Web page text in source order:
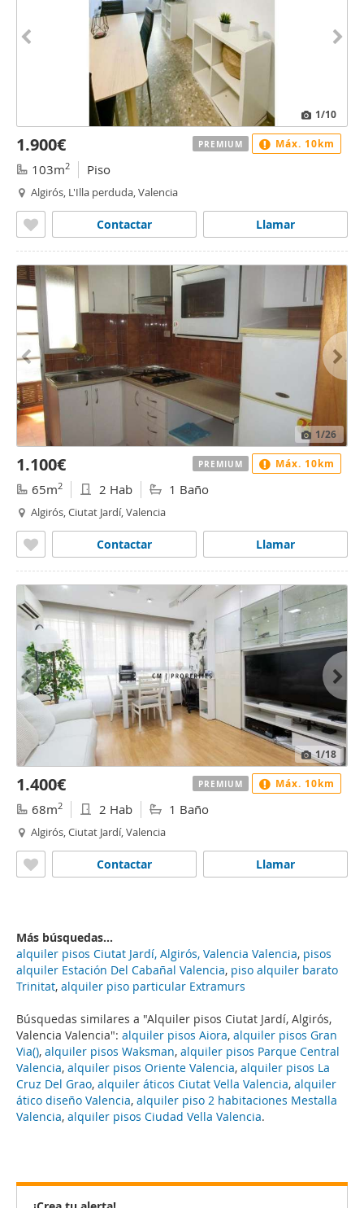
Búsquedas similares a "Alquiler pisos Ciutat Jardí, Algirós,
Valencia Valencia": alquiler pisos Aiora, alquiler pisos Gran
Via(), alquiler pisos Waksman, alquiler pisos Parque Central
Valencia, alquiler pisos Oriente Valencia, alquiler pisos La
Cruz Del Grao, alquiler áticos Ciutat Vella Valencia, alquiler
ático diseño Valencia, alquiler piso 2 habitaciones Mestalla
Valencia, alquiler pisos Ciudad Vella Valencia.
1/10
1.900€
103m2 Piso
Algirós, L'Illa perduda, Valencia
Llamar
Contactar
PREMIUM Máx. 10km
1/26
1.100€
65m2 2 Hab 1 Baño
Algirós, Ciutat Jardí, Valencia
Llamar
Contactar
PREMIUM Máx. 10km
1/18
1.400€
68m2 2 Hab 1 Baño
Algirós, Ciutat Jardí, Valencia
Llamar
Contactar
PREMIUM Máx. 10km
Más búsquedas...
alquiler pisos Ciutat Jardí, Algirós, Valencia Valencia, pisos
alquiler Estación Del Cabañal Valencia, piso alquiler barato
Trinitat, alquiler piso particular Extramurs